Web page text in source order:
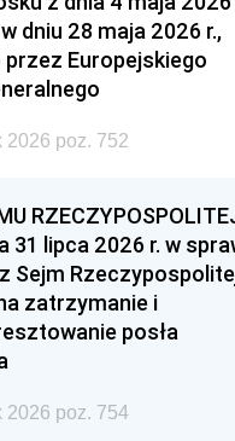
dniu 28 maja 2026 r.,
Europejskiego
2026 poz. 752
31 lipca 2026 r. w
Sejm
zatrzymanie i
posła
2026 poz. 754